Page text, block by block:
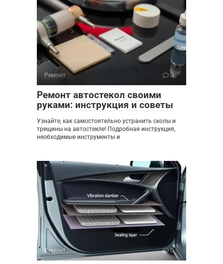
Ремонт 0
Ремонт автостекол своими
руками: инструкция и советы
Узнайте, как самостоятельно устранить сколы и
трещины на автостекле! Подробная инструкция,
необходимые инструменты и
Ремонт 0